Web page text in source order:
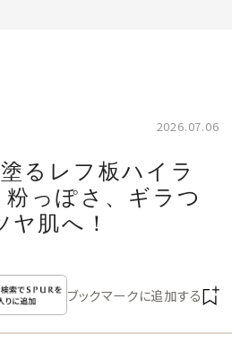
2026.07.06
るレフ板ハイラ
っぽさ、ギラつ
ヤ肌へ！
ブックマークに追加する